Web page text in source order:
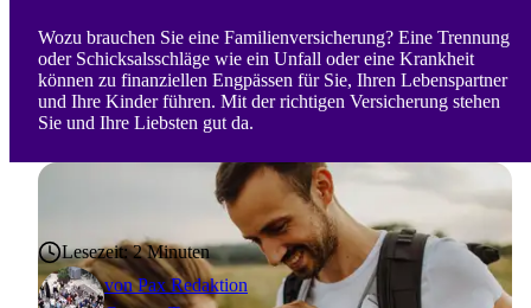
Wozu brauchen Sie eine Familienversicherung? Eine Trennung
oder Schicksalsschläge wie ein Unfall oder eine Krankheit
können zu finanziellen Engpässen für Sie, Ihren Lebenspartner
und Ihre Kinder führen. Mit der richtigen Versicherung stehen
Sie und Ihre Liebsten gut da.
vonPax Redaktion
Lesezeit: 2 Minuten